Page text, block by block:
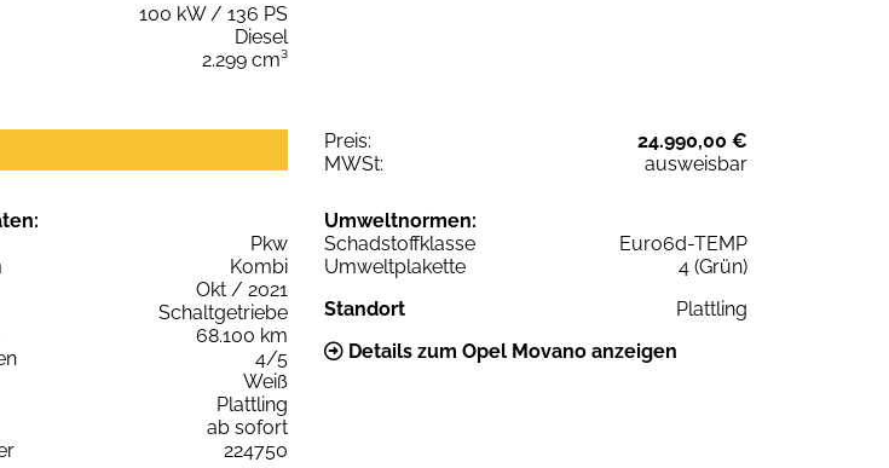
100 kW / 136 PS
Diesel
2.299 cm³
Preis:
24.990,00 €
MWSt:
ausweisbar
Pkw
Kombi
Okt / 2021
Schaltgetriebe
68.100 km
4/5
Weiß
Plattling
ab sofort
224750
Umweltnormen:
Schadstoffklasse
Euro6d-TEMP
Umweltplakette
4 (Grün)
Standort
Plattling
Details zum Opel Movano anzeigen